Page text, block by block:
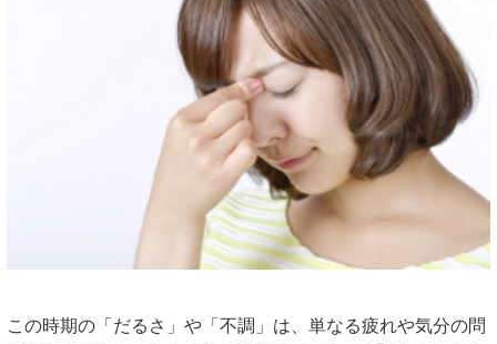
この時期の「だるさ」や「不調」は、単なる疲れや気分の問